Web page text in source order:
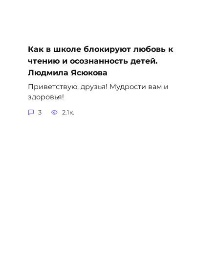
Как в школе блокируют любовь к
чтению и осознанность детей.
Людмила Ясюкова
Приветствую, друзья! Мудрости вам и
здоровья!
3 2.1к.